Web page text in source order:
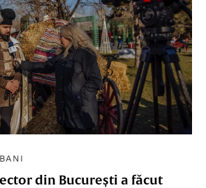
BANI
din București a făcut